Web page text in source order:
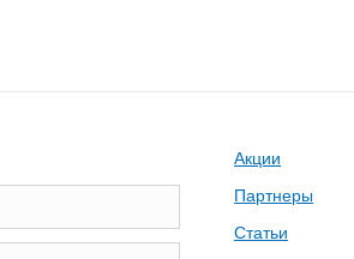
Акции
Партнеры
Статьи